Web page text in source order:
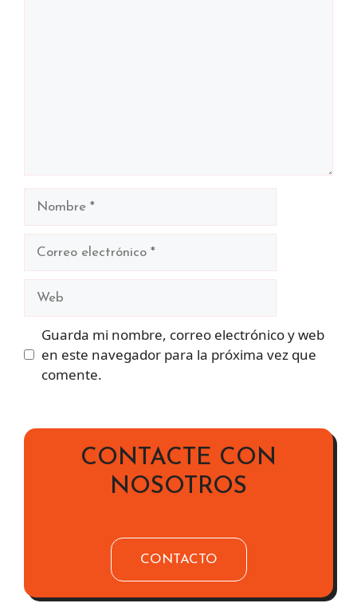
Nombre
Guarda mi nombre, correo electrónico y web
en este navegador para la próxima vez que
comente.
CONTACTE CON
NOSOTROS
CONTACTO